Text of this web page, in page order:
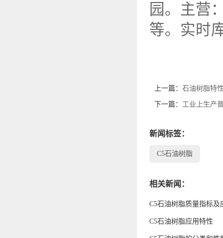
园。主营
等。实时
上一篇： 石油树脂特
下一篇： 工业上生产
新闻标签：
C5石油树脂
相关新闻：
C5石油树脂质量指标及
C5石油树脂应用特性